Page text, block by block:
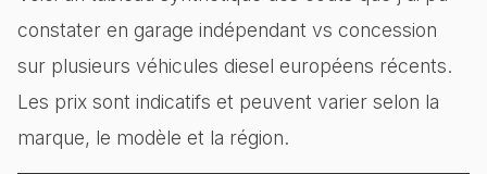
constater en garage indépendant vs concession
sur plusieurs véhicules diesel européens récents.
Les prix sont indicatifs et peuvent varier selon la
marque, le modèle et la région.